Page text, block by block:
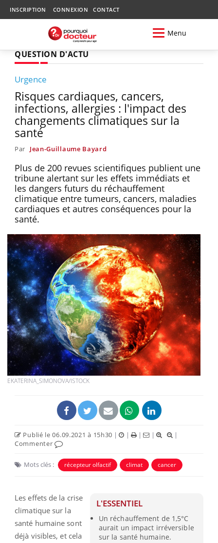
INSCRIPTION CONNEXION CONTACT
Menu
QUESTION D'ACTU
Urgence
Risques cardiaques, cancers,
infections, allergies : l'impact des
changements climatiques sur la
santé
Par Jean-Guillaume Bayard
Plus de 200 revues scientifiques publient une
tribune alertant sur les effets immédiats et
les dangers futurs du réchauffement
climatique entre tumeurs, cancers, maladies
cardiaques et autres conséquences pour la
santé.
EKATERINA_SIMONOVA/ISTOCK
Publié le 06.09.2021 à 15h30 | | | |
|
Commenter
Mots clés : récepteur olfactif climat cancer
L'ESSENTIEL
Un réchauffement de 1,5°C
aurait un impact irréversible
sur la santé humaine.
Les effets de la crise
climatique sur la
santé humaine sont
déjà visibles, et cela